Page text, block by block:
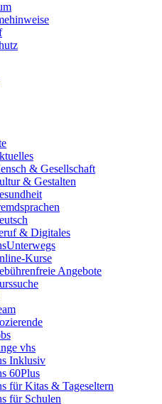
& Gesellschaft
& Gestalten
& Digitales
Kurse
Angebote
vhs
Inklusiv
60Plus
für Kitas & Tageseltern
für Schulen